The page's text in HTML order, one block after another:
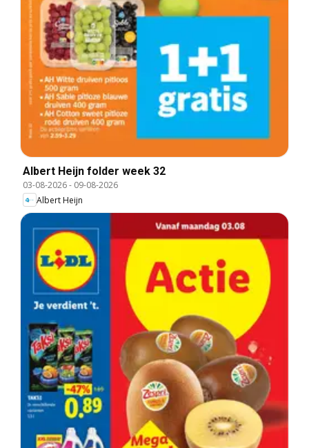
Albert Heijn folder week 32
03-08-2026- 09-08-2026
Albert Heijn